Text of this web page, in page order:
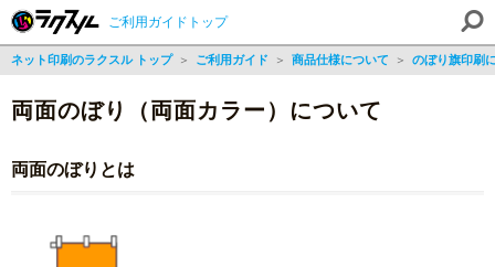
ご利用ガイドトップ
ネット印刷のラクスル トップ ＞ ご利用ガイド ＞ 商品仕様について ＞ のぼり旗印刷
両面のぼり（両面カラー）について
両面のぼりとは